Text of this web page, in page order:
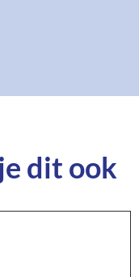
dit ook